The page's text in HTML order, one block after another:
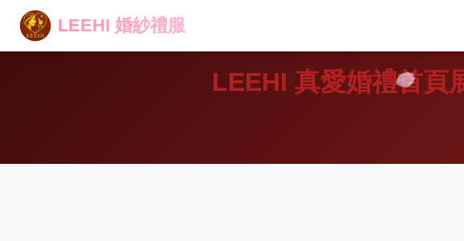
LEEHI 婚紗禮服
LEEHI 真愛婚禮首頁
LEEHI 婚紗禮服